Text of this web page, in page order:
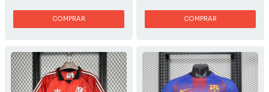
COMPRAR COMPRAR